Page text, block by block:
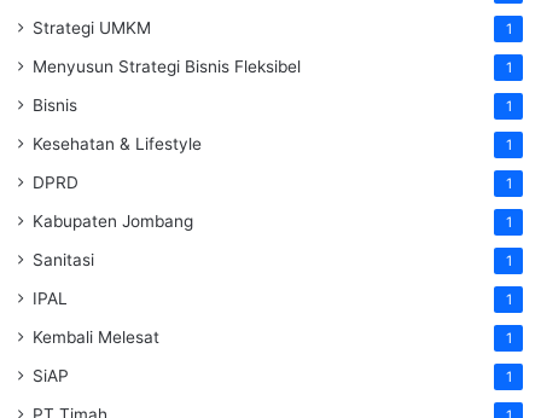
Strategi UMKM 1
Menyusun Strategi Bisnis Fleksibel 1
Bisnis 1
Kesehatan & Lifestyle 1
DPRD 1
Kabupaten Jombang 1
Sanitasi 1
IPAL 1
Kembali Melesat 1
SiAP 1